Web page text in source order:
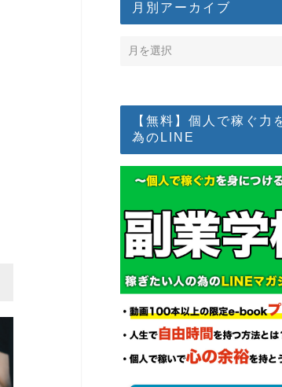
月別アーカイブ
【無料】個人で稼ぐ力
為のLINE